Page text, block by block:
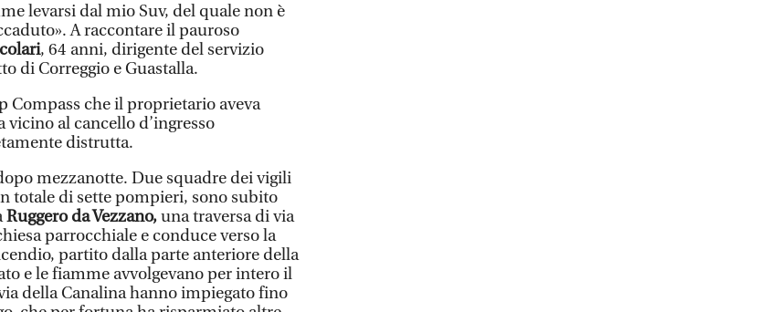
levarsi dal mio Suv, del quale non è
A raccontare il pauroso
, 64 anni, dirigente del servizio
di Correggio e Guastalla.
Compass che il proprietario aveva
vicino al cancello d’ingresso
distrutta.
mezzanotte. Due squadre dei vigili
totale di sette pompieri, sono subito
Ruggero da Vezzano,una traversa di via
parrocchiale e conduce verso la
partito dalla parte anteriore della
e le fiamme avvolgevano per intero il
della Canalina hanno impiegato fino